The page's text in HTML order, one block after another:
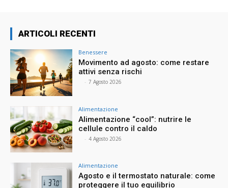
ARTICOLI RECENTI
Benessere
Movimento ad agosto: come restare
attivi senza rischi
- 7 Agosto 2026
Alimentazione
Alimentazione “cool”: nutrire le
cellule contro il caldo
- 4 Agosto 2026
Alimentazione
Agosto e il termostato naturale: come
proteggere il tuo equilibrio